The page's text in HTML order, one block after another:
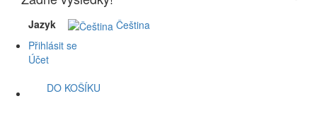
Jazyk
Čeština
Přihlásit se
Účet
DO KOŠÍKU